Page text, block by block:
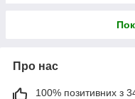
Про нас
100% позитивних з 34